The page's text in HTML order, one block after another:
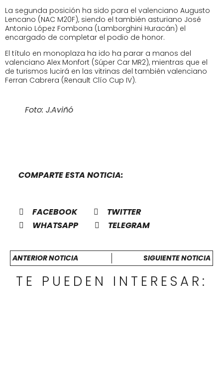
La segunda posición ha sido para el valenciano Augusto
Lencano (NAC M20F), siendo el también asturiano José
Antonio López Fombona (Lamborghini Huracán) el
encargado de completar el podio de honor.
El título en monoplaza ha ido ha parar a manos del
valenciano Alex Monfort (Súper Car MR2), mientras que el
de turismos lucirá en las vitrinas del también valenciano
Ferran Cabrera (Renault Clío Cup IV).
Foto: J.Aviñó
COMPARTE ESTA NOTICIA:
FACEBOOK
TWITTER
WHATSAPP
TELEGRAM
ANTERIOR NOTICIA SIGUIENTE NOTICIA
TE PUEDEN INTERESAR: